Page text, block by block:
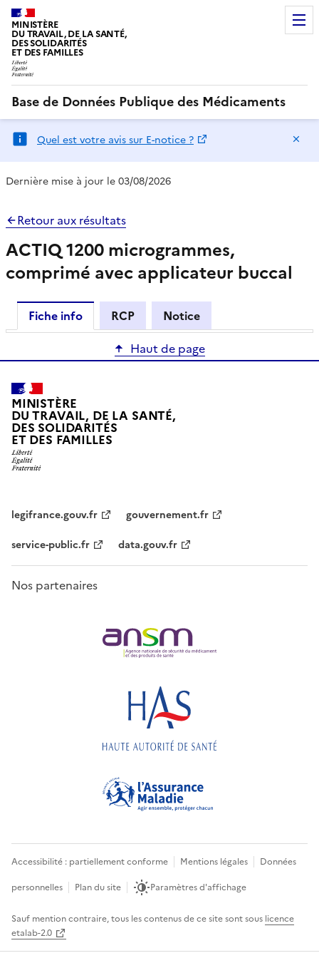
MINISTÈRE
DU TRAVAIL, DE LA SANTÉ,
DES SOLIDARITÉS
ET DES FAMILLES
Base de Données Publique des Médicaments
Quel est votre avis sur E-notice ?
Dernière mise à jour le 03/08/2026
Retour aux résultats
ACTIQ 1200 microgrammes,
comprimé avec applicateur buccal
Fiche info RCP
Notice
Haut de page
MINISTÈRE
DU TRAVAIL, DE LA SANTÉ,
DES SOLIDARITÉS
ET DES FAMILLES
legifrance.gouv.fr
gouvernement.fr
service-public.fr
data.gouv.fr
Nos partenaires
Accessibilité : partiellement conforme Mentions légales
Données
personnelles
Plan du site Paramètres d'affichage
Sauf mention contraire, tous les contenus de ce site sont sous licence
etalab-2.0